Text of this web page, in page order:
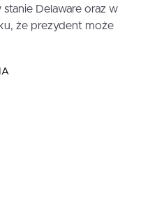
Delaware oraz w
że prezydent może